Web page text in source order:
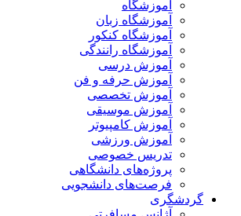
آموزشگاه
آموزشگاه زبان
آموزشگاه کنکور
آموزشگاه رانندگی
آموزش درسی
آموزش حرفه و فن
آموزش تخصصی
آموزش موسیقی
آموزش کامپیوتر
آموزش ورزشی
تدریس خصوصی
پروژه‌های دانشگاهی
فرصت‌های دانشجویی
گردشگری